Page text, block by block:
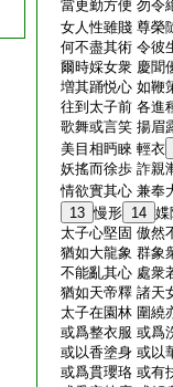
當更勤方便 勿令
女人性雖賤 尊榮
何不盡其術 令彼
爾時婇女衆 慶聞
増其踊悦心 如鞭
往到太子前 各進
歌舞或言笑 揚眉
美目相眄睞 輕衣
妖搖而徐歩 詐親
情欲實其心 兼奉
13 慢形 14 媟
太子心堅固 傲然
猶如大龍象 群象
不能亂其心 處衆
猶如天帝釋 諸天
太子在園林 圍繞
或爲整衣服 或爲
或以香塗身 或以
或爲貫瓔珞 或有